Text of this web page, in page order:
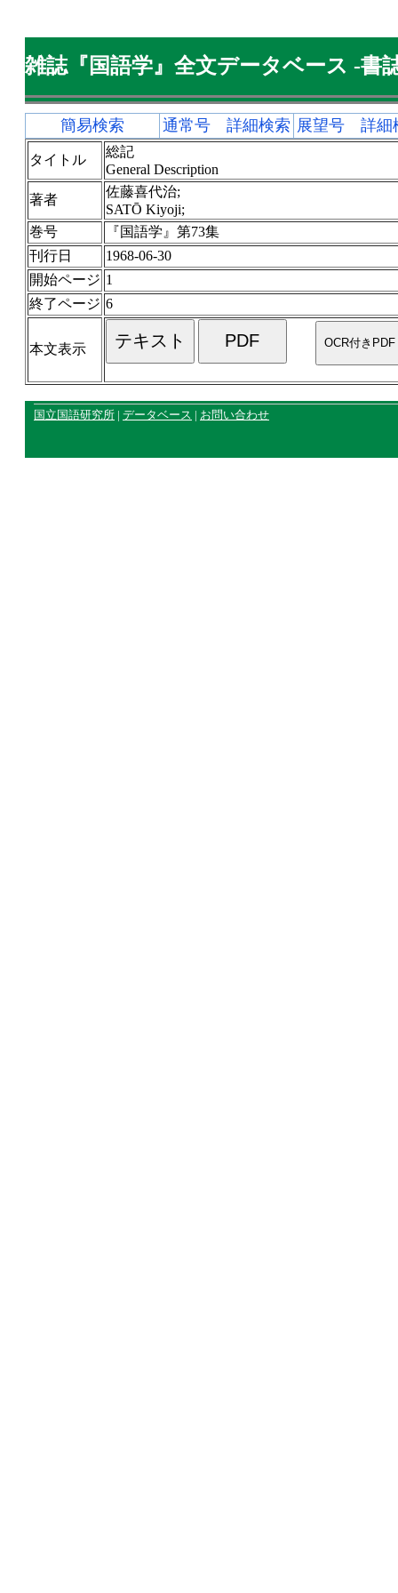
雑誌『国語学』全文データベース -書
簡易検索 通常号 詳細検索 展望号 詳細
タイトル
総記
General Description
著者
佐藤喜代治;
SATŌ Kiyoji;
巻号
『国語学』第73集
刊行日
1968-06-30
開始ページ 1
終了ページ 6
本文表示
国立国語研究所 | データベース | お問い合わせ